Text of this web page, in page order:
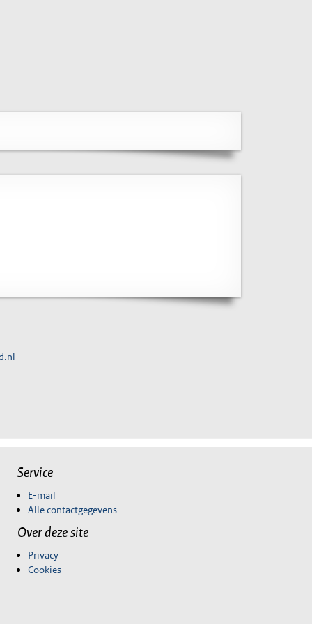
Service
E-mail
Alle contactgegevens
Over deze site
Privacy
Cookies